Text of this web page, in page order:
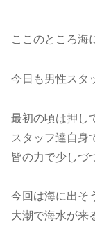
ここのところ海
今日も男性スタ
最初の頃は押し
スタッフ達自身
皆の力で少しづ
今回は海に出そ
大潮で海水が来